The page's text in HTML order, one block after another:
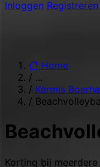
Inloggen Registreren
Home
/ ...
/ Kermis
/
Korting bij